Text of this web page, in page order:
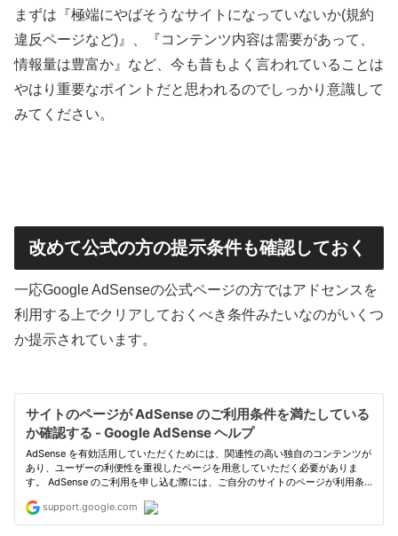
まずは『極端にやばそうなサイトになっていないか(規約
違反ページなど)』、『コンテンツ内容は需要があって、
情報量は豊富か』など、今も昔もよく言われていることは
やはり重要なポイントだと思われるのでしっかり意識して
みてください。
改めて公式の方の提示条件も確認しておく
一応Google AdSenseの公式ページの方ではアドセンスを
利用する上でクリアしておくべき条件みたいなのがいくつ
か提示されています。